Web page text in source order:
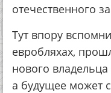
отечественного
Тут впору
евробляхах,
нового
а будущее может